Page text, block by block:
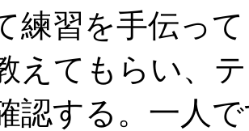
練習を手伝っ
えてもらい、
認する。一人